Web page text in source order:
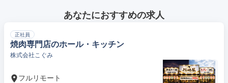
あなたにおすすめの求人
正社員
焼肉専門店のホール・キッチン
株式会社こぐみ
フルリモート